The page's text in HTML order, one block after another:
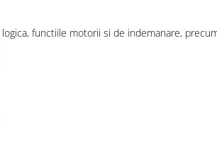
functiile motorii si de indemanare,